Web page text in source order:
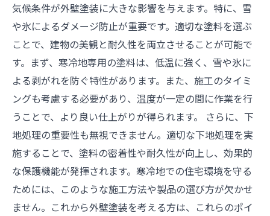
気候条件が外壁塗装に大きな影響を与えます。特に、雪
や氷によるダメージ防止が重要です。適切な塗料を選ぶ
ことで、建物の美観と耐久性を両立させることが可能で
す。まず、寒冷地専用の塗料は、低温に強く、雪や氷に
よる剥がれを防ぐ特性があります。また、施工のタイミ
ングも考慮する必要があり、温度が一定の間に作業を行
うことで、より良い仕上がりが得られます。 さらに、下
地処理の重要性も無視できません。適切な下地処理を実
施することで、塗料の密着性や耐久性が向上し、効果的
な保護機能が発揮されます。寒冷地での住宅環境を守る
ためには、このような施工方法や製品の選び方が欠かせ
ません。これから外壁塗装を考える方は、これらのポイ